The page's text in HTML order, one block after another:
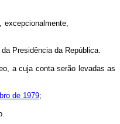
Presidência da República.
a cuja conta serão levadas as
de 1979;